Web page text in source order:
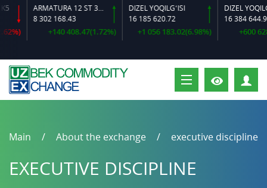
ARMATURA 12 ST 35 GS O‘LCHAMLI
8 302 168.43
+140 408.47(1.72%)
DIZEL YOQILG‘ISI
16 185 620.72
+1 056 183.02(6.98%)
16 384 644.92
+600
Main About the exchange executive discipline
EXECUTIVE DISCIPLINE